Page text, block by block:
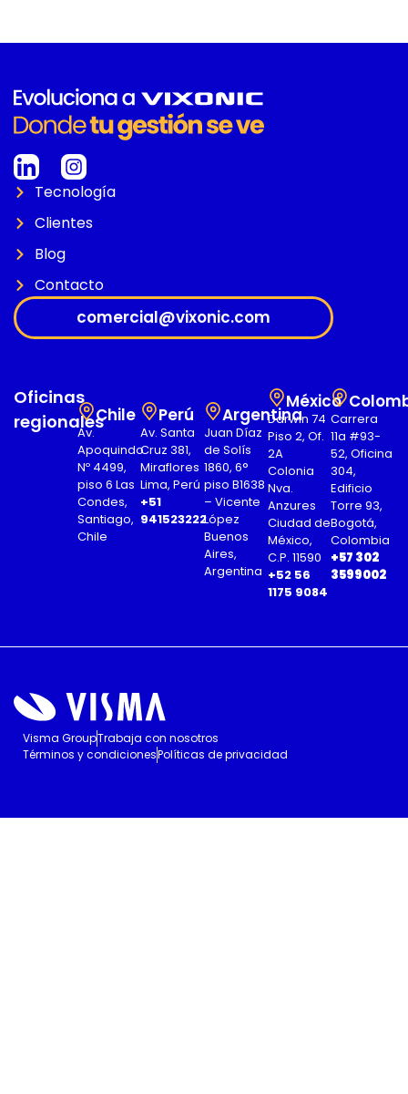
Tecnología
Clientes
Blog
Contacto
comercial@vixonic.com
Oficinas
regionalesChile
Av.
Apoquindo
Nº 4499,
piso 6 Las
Condes,
Santiago,
Chile
Perú
Av. Santa
Cruz 381,
Miraflores
Lima, Perú
+51
941523222
Argentina
Juan Díaz
de Solís
1860, 6°
piso B1638
– Vicente
López
Buenos
Aires,
Argentina
México
Darwin 74
Piso 2, Of.
2A
Colonia
Nva.
Anzures
Ciudad de
México,
C.P. 11590
+52 56
1175 9084
Carrera
11a #93-
52, Oficina
304,
Edificio
Torre 93,
Bogotá,
Colombia
+57 302
3599002
Visma GroupTrabaja con nosotros
Términos y condicionesPolíticas de privacidad